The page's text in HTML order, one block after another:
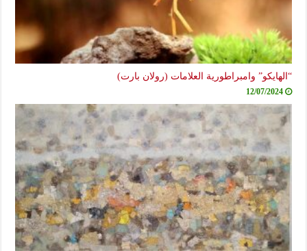
وامبراطورية العلامات (رولان بارت)
12/07/2024